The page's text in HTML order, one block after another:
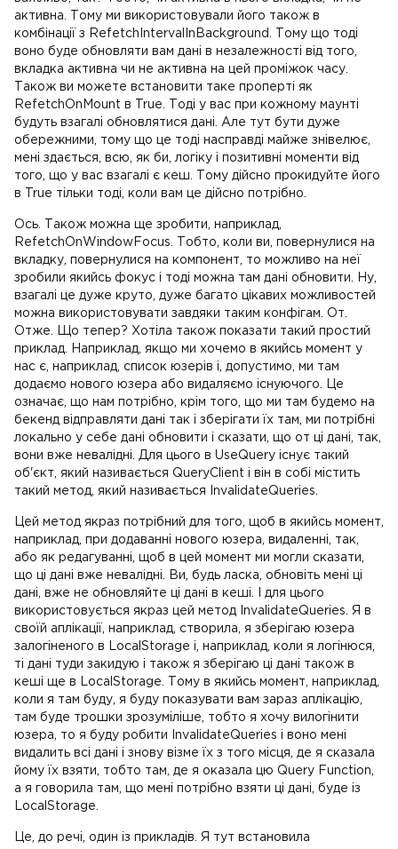
активна. Тому ми використовували його також в
комбінації з RefetchIntervalInBackground. Тому що тоді
воно буде обновляти вам дані в незалежності від того,
вкладка активна чи не активна на цей проміжок часу.
Також ви можете встановити таке проперті як
RefetchOnMount в True. Тоді у вас при кожному маунті
будуть взагалі обновлятися дані. Але тут бути дуже
обережними, тому що це тоді насправді майже знівелює,
мені здається, всю, як би, логіку і позитивні моменти від
того, що у вас взагалі є кеш. Тому дійсно прокидуйте його
в True тільки тоді, коли вам це дійсно потрібно.
Ось. Також можна ще зробити, наприклад,
RefetchOnWindowFocus. Тобто, коли ви, повернулися на
вкладку, повернулися на компонент, то можливо на неї
зробили якийсь фокус і тоді можна там дані обновити. Ну,
взагалі це дуже круто, дуже багато цікавих можливостей
можна використовувати завдяки таким конфігам. От.
Отже. Що тепер? Хотіла також показати такий простий
приклад. Наприклад, якщо ми хочемо в якийсь момент у
нас є, наприклад, список юзерів і, допустимо, ми там
додаємо нового юзера або видаляємо існуючого. Це
означає, що нам потрібно, крім того, що ми там будемо на
бекенд відправляти дані так і зберігати їх там, ми потрібні
локально у себе дані обновити і сказати, що от ці дані, так,
вони вже невалідні. Для цього в UseQuery існує такий
об'єкт, який називається QueryClient і він в собі містить
такий метод, який називається InvalidateQueries.
Цей метод якраз потрібний для того, щоб в якийсь момент,
наприклад, при додаванні нового юзера, видаленні, так,
або як редагуванні, щоб в цей момент ми могли сказати,
що ці дані вже невалідні. Ви, будь ласка, обновіть мені ці
дані, вже не обновляйте ці дані в кеші. І для цього
використовується якраз цей метод InvalidateQueries. Я в
своїй аплікації, наприклад, створила, я зберігаю юзера
залогіненого в LocalStorage і, наприклад, коли я логінюся,
ті дані туди закидую і також я зберігаю ці дані також в
кеші ще в LocalStorage. Тому в якийсь момент, наприклад,
коли я там буду, я буду показувати вам зараз аплікацію,
там буде трошки зрозуміліше, тобто я хочу вилогінити
юзера, то я буду робити InvalidateQueries і воно мені
видалить всі дані і знову візме їх з того місця, де я сказала
йому їх взяти, тобто там, де я оказала цю Query Function,
а я говорила там, що мені потрібно взяти ці дані, буде із
LocalStorage.
Це, до речі, один із прикладів. Я тут встановила